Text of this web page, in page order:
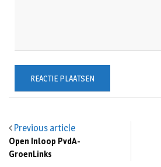
Previous article
Open Inloop PvdA-
GroenLinks